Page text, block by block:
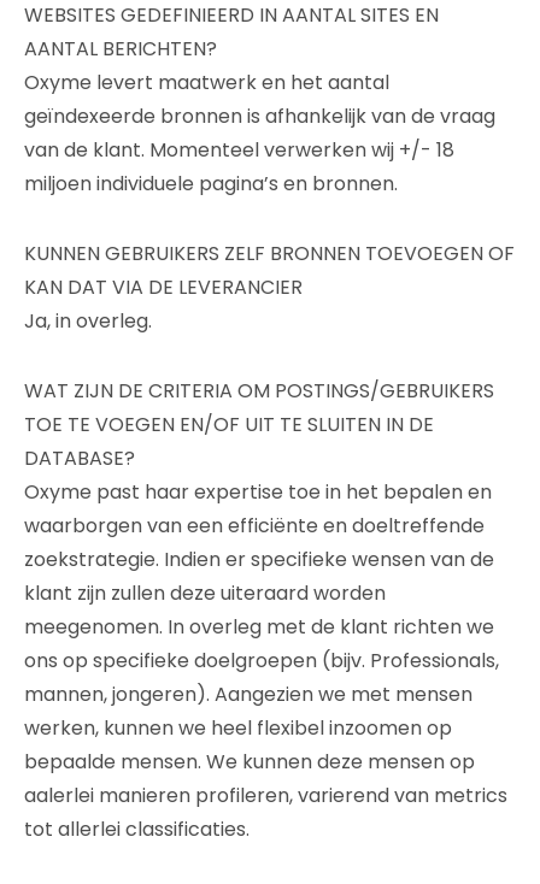
WEBSITES GEDEFINIEERD IN AANTAL SITES EN
AANTAL BERICHTEN?
Oxyme levert maatwerk en het aantal
geïndexeerde bronnen is afhankelijk van de vraag
van de klant. Momenteel verwerken wij +/- 18
miljoen individuele pagina’s en bronnen.
KUNNEN GEBRUIKERS ZELF BRONNEN TOEVOEGEN OF
KAN DAT VIA DE LEVERANCIER
Ja, in overleg.
WAT ZIJN DE CRITERIA OM POSTINGS/GEBRUIKERS
TOE TE VOEGEN EN/OF UIT TE SLUITEN IN DE
DATABASE?
Oxyme past haar expertise toe in het bepalen en
waarborgen van een efficiënte en doeltreffende
zoekstrategie. Indien er specifieke wensen van de
klant zijn zullen deze uiteraard worden
meegenomen. In overleg met de klant richten we
ons op specifieke doelgroepen (bijv. Professionals,
mannen, jongeren). Aangezien we met mensen
werken, kunnen we heel flexibel inzoomen op
bepaalde mensen. We kunnen deze mensen op
aalerlei manieren profileren, varierend van metrics
tot allerlei classificaties.